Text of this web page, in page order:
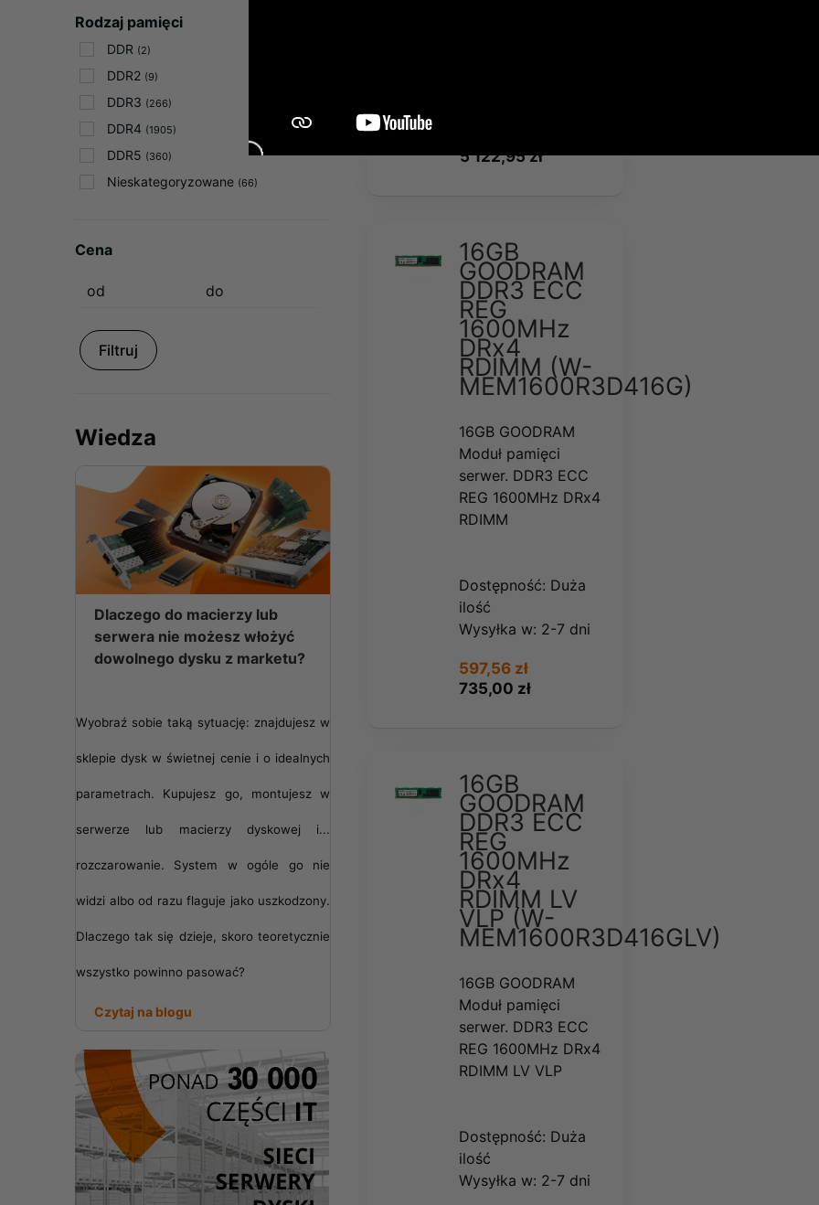
Rodzaj pamięci
DDR (2)
DDR2 (9)
DDR3 (266)
DDR4 (1905)
DDR5 (360)
Nieskategoryzowane (66)
Cena
Filtruj
Wiedza
Dlaczego do macierzy lub
serwera nie możesz włożyć
dowolnego dysku z marketu?
Wyobraź sobie taką sytuację: znajdujesz w
sklepie dysk w świetnej cenie i o idealnych
parametrach. Kupujesz go, montujesz w
serwerze lub macierzy dyskowej i...
rozczarowanie. System w ogóle go nie
widzi albo od razu flaguje jako uszkodzony.
Dlaczego tak się dzieje, skoro teoretycznie
wszystko powinno pasować?
Czytaj na blogu
5 122,95 zł
16GB
GOODRAM
DDR3 ECC
REG
1600MHz
DRx4
RDIMM (W-
MEM1600R3D416G)
16GB GOODRAM
Moduł pamięci
serwer. DDR3 ECC
REG 1600MHz DRx4
RDIMM
Dostępność: Duża
ilość
Wysyłka w: 2-7 dni
735,00 zł
597,56 zł
16GB
GOODRAM
DDR3 ECC
REG
1600MHz
DRx4
RDIMM LV
VLP (W-
MEM1600R3D416GLV)
16GB GOODRAM
Moduł pamięci
serwer. DDR3 ECC
REG 1600MHz DRx4
RDIMM LV VLP
Dostępność: Duża
ilość
Wysyłka w: 2-7 dni